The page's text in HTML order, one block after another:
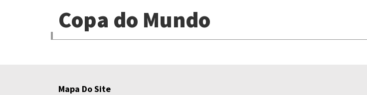
Copa do Mundo
Mapa Do Site